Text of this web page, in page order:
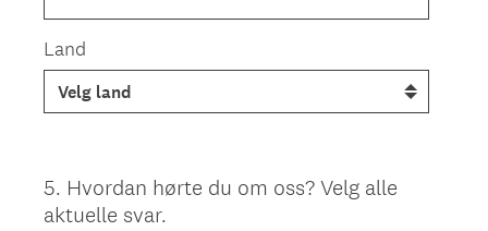
Land
Question
Title
5. Hvordan hørte du om oss? Velg alle
aktuelle svar.